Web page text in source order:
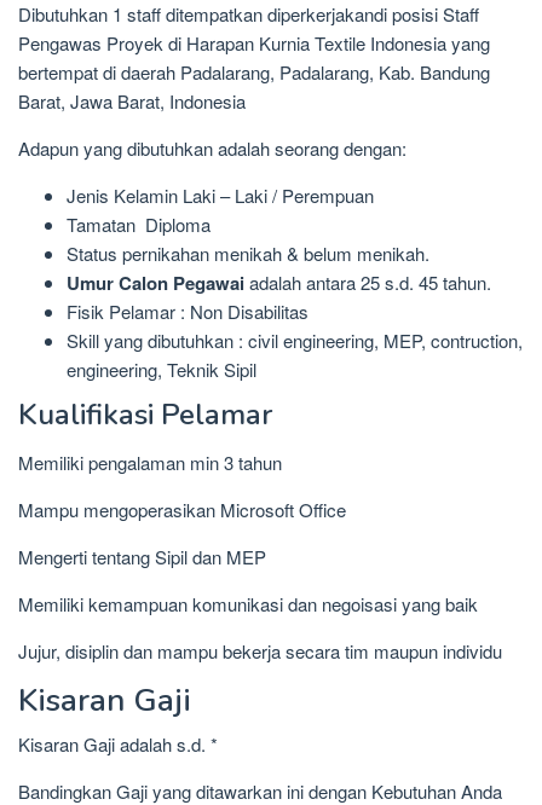
Dibutuhkan 1 staff ditempatkan diperkerjakandi posisi Staff
Pengawas Proyek di Harapan Kurnia Textile Indonesia yang
bertempat di daerah Padalarang, Padalarang, Kab. Bandung
Barat, Jawa Barat, Indonesia
Adapun yang dibutuhkan adalah seorang dengan:
Jenis Kelamin Laki – Laki / Perempuan
Tamatan Diploma
Status pernikahan menikah & belum menikah.
Umur Calon Pegawaiadalah antara 25 s.d. 45 tahun.
Fisik Pelamar : Non Disabilitas
Skill yang dibutuhkan : civil engineering, MEP, contruction,
engineering, Teknik Sipil
Kualifikasi Pelamar
Memiliki pengalaman min 3 tahun
Mampu mengoperasikan Microsoft Office
Mengerti tentang Sipil dan MEP
Memiliki kemampuan komunikasi dan negoisasi yang baik
Jujur, disiplin dan mampu bekerja secara tim maupun individu
Kisaran Gaji
Kisaran Gaji adalah s.d. *
Bandingkan Gaji yang ditawarkan ini dengan Kebutuhan Anda